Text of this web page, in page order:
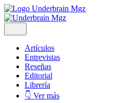
Artículos
Entrevistas
Reseñas
Editorial
Librería
👇 Ver más